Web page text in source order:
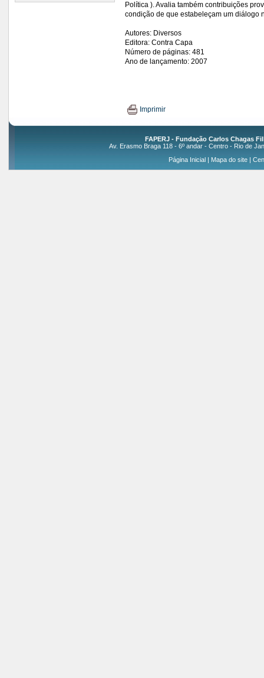
Política ). Avalia também contribuições
condição de que estabeleçam um diálogo
Autores: Diversos
Editora: Contra Capa
Número de páginas: 481
Ano de lançamento: 2007
Imprimir
FAPERJ - Fundação Carlos Chagas
Av. Erasmo Braga 118 - 6º andar - Centro - Rio de
Página Inicial| Mapa do site|